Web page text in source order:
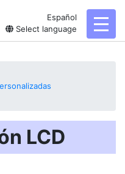
Español
Select language
LCD